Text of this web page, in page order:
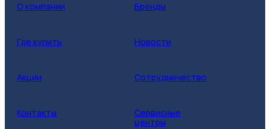
О компании Бренды
Где купить Новости
Акции Сотрудничество
Контакты
Сервисные
центры